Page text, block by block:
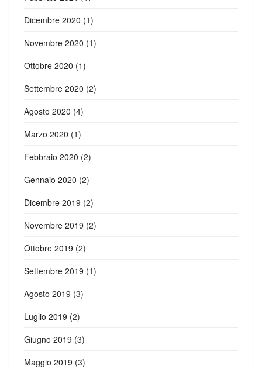
Dicembre 2020 (1)
Novembre 2020 (1)
Ottobre 2020 (1)
Settembre 2020 (2)
Agosto 2020 (4)
Marzo 2020 (1)
Febbraio 2020 (2)
Gennaio 2020 (2)
Dicembre 2019 (2)
Novembre 2019 (2)
Ottobre 2019 (2)
Settembre 2019 (1)
Agosto 2019 (3)
Luglio 2019 (2)
Giugno 2019 (3)
Maggio 2019 (3)